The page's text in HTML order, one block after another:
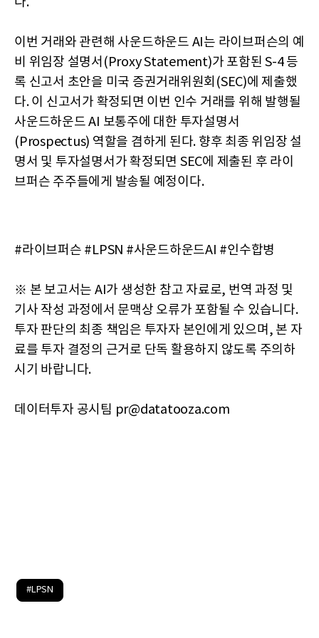
이번 거래와 관련해 사운드하운드 AI는 라이브퍼슨의 예
비 위임장 설명서(Proxy Statement)가 포함된 S-4 등
록 신고서 초안을 미국 증권거래위원회(SEC)에 제출했
다. 이 신고서가 확정되면 이번 인수 거래를 위해 발행될
사운드하운드 AI 보통주에 대한 투자설명서
(Prospectus) 역할을 겸하게 된다. 향후 최종 위임장 설
명서 및 투자설명서가 확정되면 SEC에 제출된 후 라이
브퍼슨 주주들에게 발송될 예정이다.
#라이브퍼슨 #LPSN #사운드하운드AI #인수합병
※ 본 보고서는 AI가 생성한 참고 자료로, 번역 과정 및
기사 작성 과정에서 문맥상 오류가 포함될 수 있습니다.
투자 판단의 최종 책임은 투자자 본인에게 있으며, 본 자
료를 투자 결정의 근거로 단독 활용하지 않도록 주의하
시기 바랍니다.
데이터투자 공시팀 pr@datatooza.com
#LPSN